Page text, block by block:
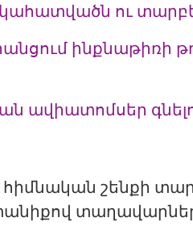
ու
ինքնաթիռի
ավիատոմսեր
հիմնական շենքի